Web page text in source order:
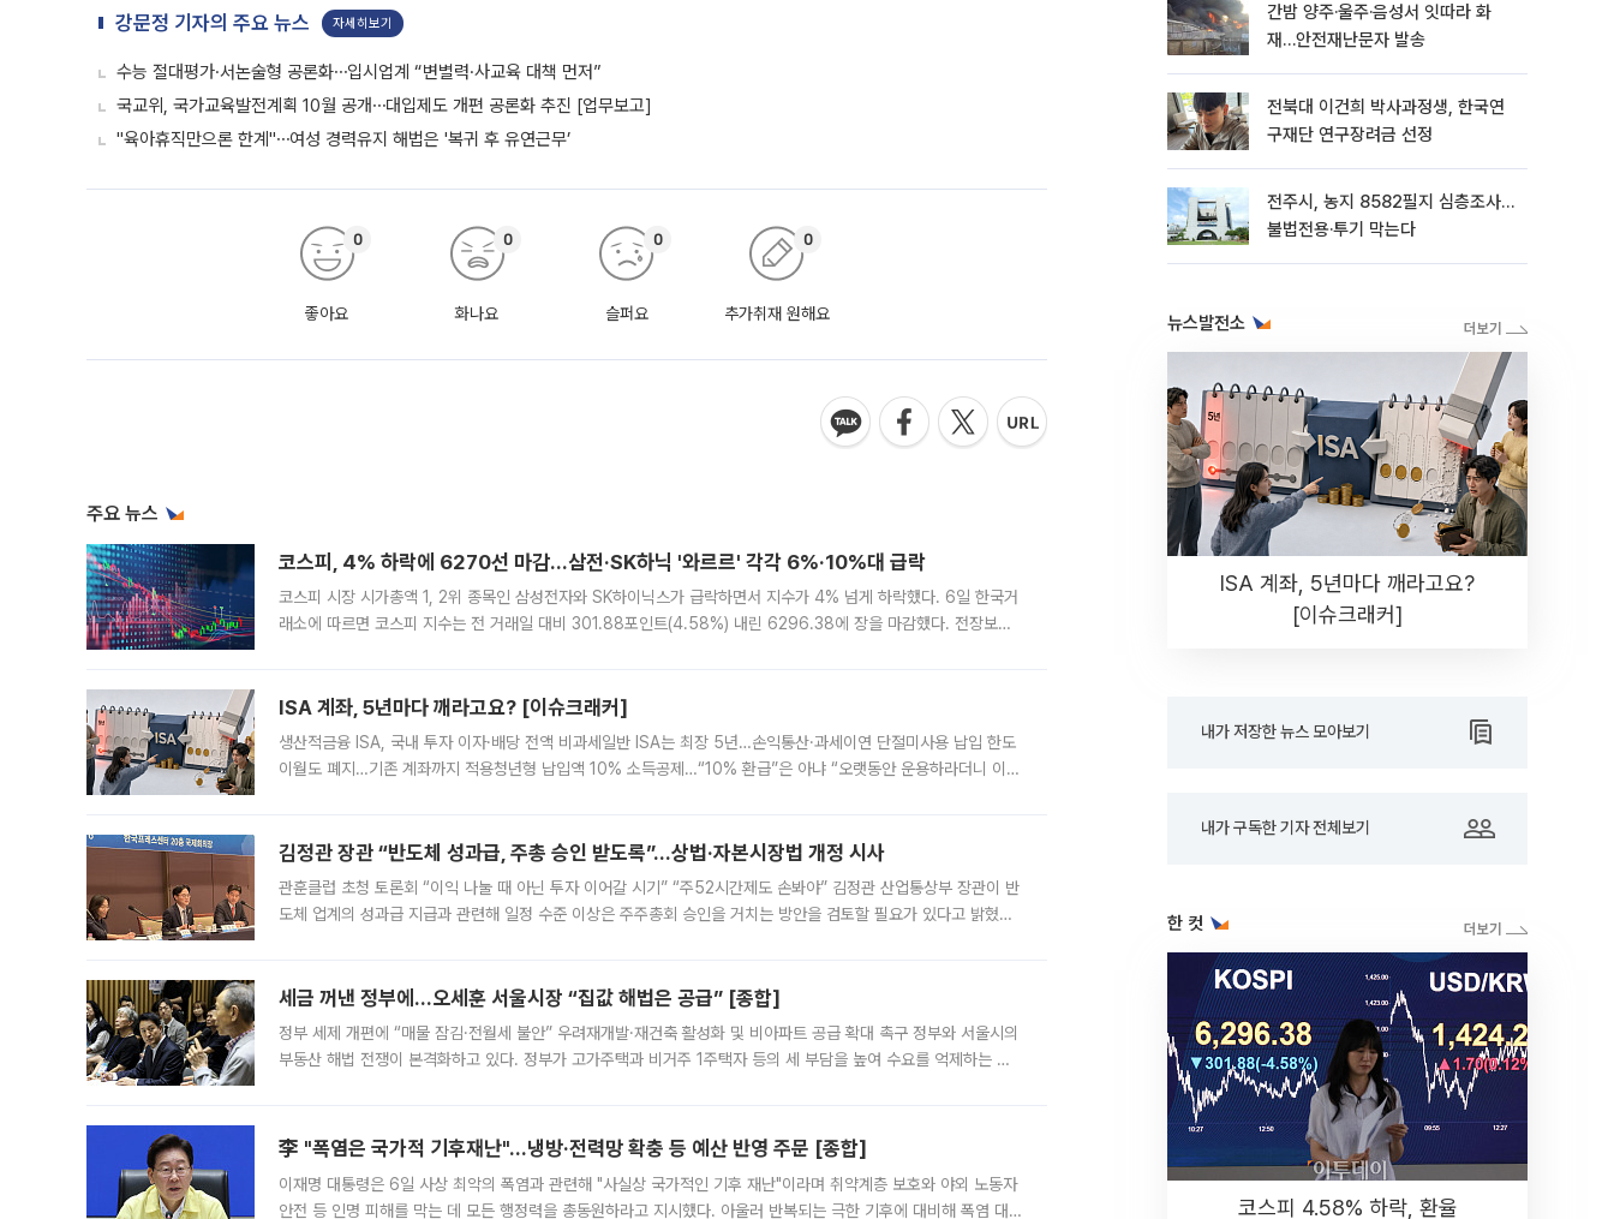
강문정 기자의 주요 뉴스 자세히보기
수능 절대평가·서논술형 공론화⋯입시업계 “변별력·사교육 대책 먼저”
국교위, 국가교육발전계획 10월 공개⋯대입제도 개편 공론화 추진 [업무보고]
"육아휴직만으론 한계"⋯여성 경력유지 해법은 '복귀 후 유연근무’
좋아요
0
화나요
0
슬퍼요
0
추가취재 원해요
0
주요 뉴스
코스피, 4% 하락에 6270선 마감…삼전·SK하닉 '와르르' 각각 6%·10%대 급락
코스피 시장 시가총액 1, 2위 종목인 삼성전자와 SK하이닉스가 급락하면서 지수가 4% 넘게 하락했다. 6일 한국거
래소에 따르면 코스피 지수는 전 거래일 대비 301.88포인트(4.58%) 내린 6296.38에 장을 마감했다. 전장보다
ISA 계좌, 5년마다 깨라고요? [이슈크래커]
생산적금융 ISA, 국내 투자 이자·배당 전액 비과세일반 ISA는 최장 5년…손익통산·과세이연 단절미사용 납입 한도
이월도 폐지…기존 계좌까지 적용청년형 납입액 10% 소득공제…“10% 환급”은 아냐 “오랫동안 운용하라더니 이제
김정관 장관 “반도체 성과급, 주총 승인 받도록”…상법·자본시장법 개정 시사
관훈클럽 초청 토론회 “이익 나눌 때 아닌 투자 이어갈 시기” “주52시간제도 손봐야” 김정관 산업통상부 장관이 반
도체 업계의 성과급 지급과 관련해 일정 수준 이상은 주주총회 승인을 거치는 방안을 검토할 필요가 있다고 밝혔다.
세금 꺼낸 정부에…오세훈 서울시장 “집값 해법은 공급” [종합]
정부 세제 개편에 “매물 잠김·전월세 불안” 우려재개발·재건축 활성화 및 비아파트 공급 확대 촉구 정부와 서울시의
부동산 해법 전쟁이 본격화하고 있다. 정부가 고가주택과 비거주 1주택자 등의 세 부담을 높여 수요를 억제하는 카
李 "폭염은 국가적 기후재난"…냉방·전력망 확충 등 예산 반영 주문 [종합]
이재명 대통령은 6일 사상 최악의 폭염과 관련해 "사실상 국가적인 기후 재난"이라며 취약계층 보호와 야외 노동자
안전 등 인명 피해를 막는 데 모든 행정력을 총동원하라고 지시했다. 아울러 반복되는 극한 기후에 대비해 폭염 대응
간밤 양주·울주·음성서 잇따라 화
재…안전재난문자 발송
전북대 이건희 박사과정생, 한국연
구재단 연구장려금 선정
전주시, 농지 8582필지 심층조사…
불법전용·투기 막는다
뉴스발전소
ISA 계좌, 5년마다 깨라고요?
[이슈크래커]
내가 저장한 뉴스 모아보기
내가 구독한 기자 전체보기
한 컷
코스피 4.58% 하락, 환율